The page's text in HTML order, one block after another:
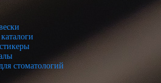
стоматологий